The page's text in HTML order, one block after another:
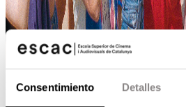
Consentimiento Detalles
El cortometraje, trabajo de fin de grado